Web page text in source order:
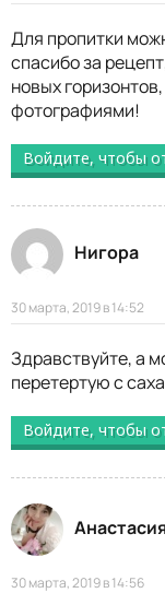
Для пропитки
спасибо за
новых
фотографиями!
Войдите, чтобы
Нигора
30 марта, 2019 в 14:52
Здравствуйте, а
перетертую с
Войдите, чтобы
30 марта, 2019 в 14:56